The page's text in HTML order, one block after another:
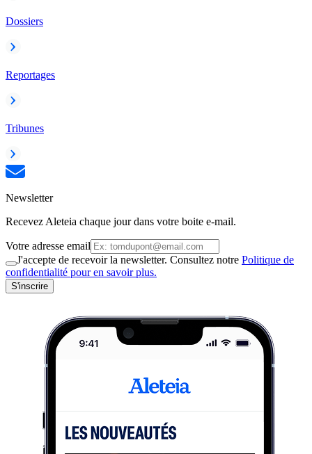
Dossiers
Reportages
Tribunes
Newsletter
Recevez Aleteia chaque jour dans votre boite e-mail.
Votre adresse email
J'accepte de recevoir la newsletter. Consultez notre Politique de
confidentialité pour en savoir plus.
S'inscrire